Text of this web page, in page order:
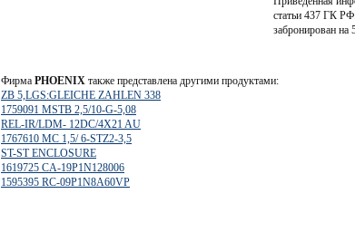
статьи 437 ГК
забронирован на
Фирма PHOENIX также представлена другими продуктами:
ZB 5,LGS:GLEICHE ZAHLEN 338
1759091 MSTB 2,5/10-G-5,08
REL-IR/LDM- 12DC/4X21 AU
1767610 MC 1,5/ 6-STZ2-3,5
ST-ST ENCLOSURE
1619725 CA-19P1N128006
1595395 RC-09P1N8A60VP